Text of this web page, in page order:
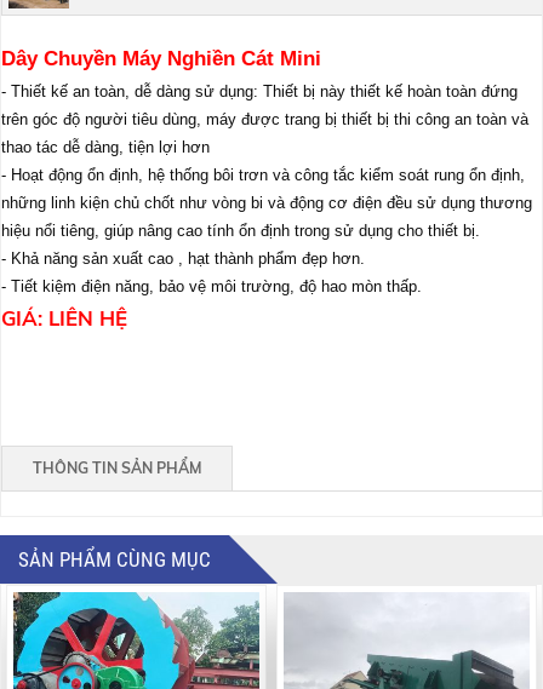
Dây Chuyền Máy Nghiền Cát Mini
- Thiết kế an toàn, dễ dàng sử dụng: Thiết bị này thiết kế hoàn toàn đứng
trên góc độ người tiêu dùng, máy được trang bị thiết bị thi công an toàn và
thao tác dễ dàng, tiện lợi hơn
- Hoạt động ổn định, hệ thống bôi trơn và công tắc kiểm soát rung ổn định,
những linh kiện chủ chốt như vòng bi và động cơ điện đều sử dụng thương
hiệu nổi tiêng, giúp nâng cao tính ổn định trong sử dụng cho thiết bị.
- Khả năng sản xuất cao , hạt thành phẩm đẹp hơn.
- Tiết kiệm điện năng, bảo vệ môi trường, độ hao mòn thấp.
GIÁ: LIÊN HỆ
THÔNG TIN SẢN PHẨM
SẢN PHẨM CÙNG MỤC